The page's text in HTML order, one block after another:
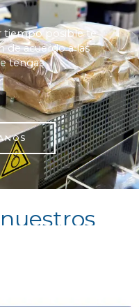
tiempo posible te
de acuerdo a las
tengas.